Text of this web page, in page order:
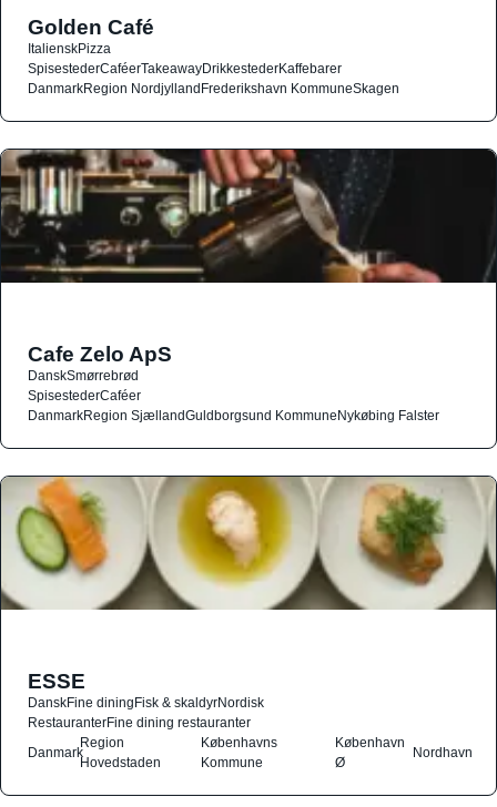
Golden Café
ItalienskPizza
SpisestederCaféerTakeawayDrikkestederKaffebarer
DanmarkRegion NordjyllandFrederikshavn KommuneSkagen
Cafe Zelo ApS
DanskSmørrebrød
SpisestederCaféer
DanmarkRegion SjællandGuldborgsund KommuneNykøbing Falster
ESSE
DanskFine diningFisk & skaldyrNordisk
RestauranterFine dining restauranter
Danmark
Region
Hovedstaden
Københavns
Kommune
København
Ø
Nordhavn